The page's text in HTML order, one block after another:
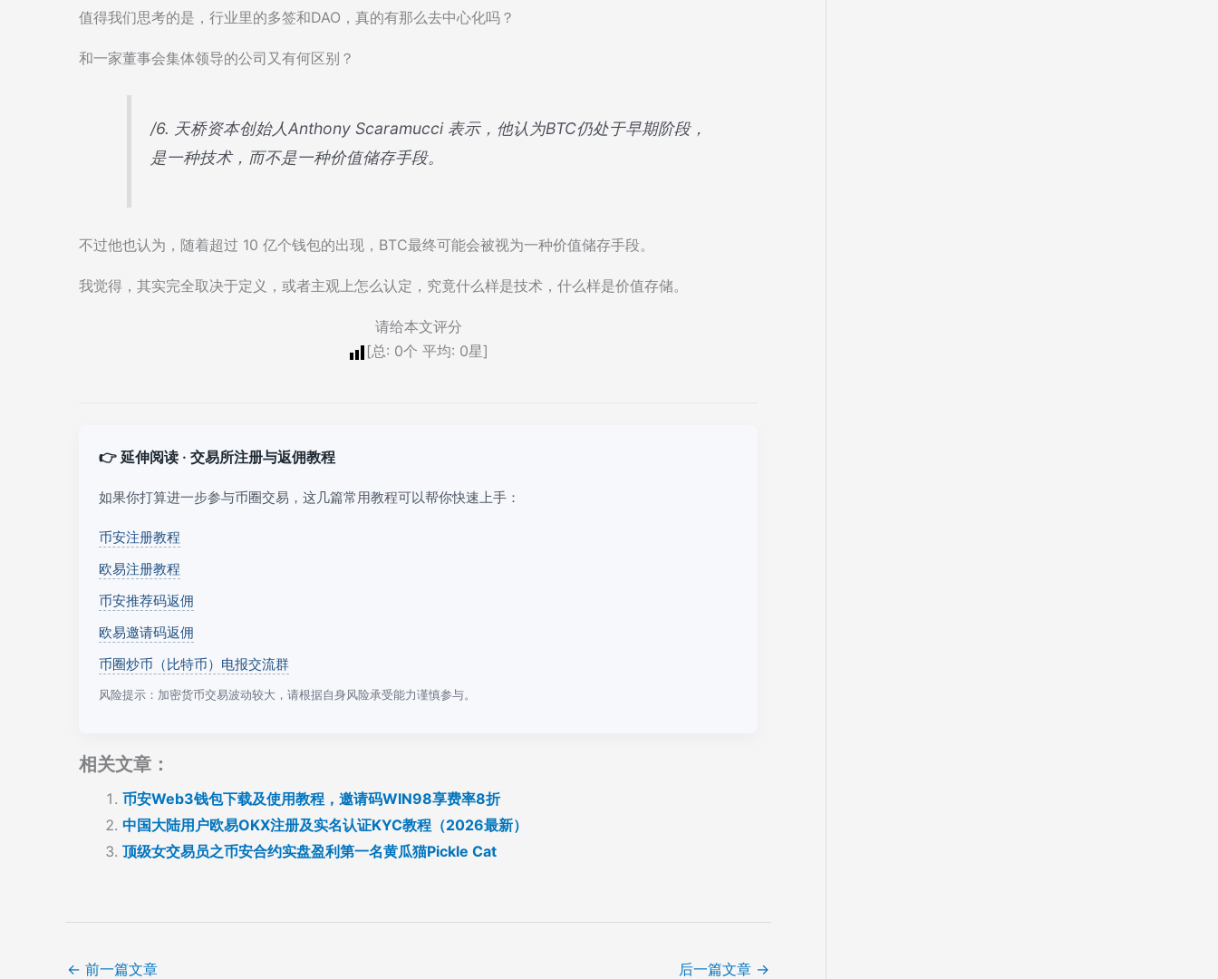
值得我们思考的是，行业里的多签和DAO，真的有那么去中心化吗？
和一家董事会集体领导的公司又有何区别？
/6. 天桥资本创始人Anthony Scaramucci 表示，他认为BTC仍处于早期阶段，
是一种技术，而不是一种价值储存手段。
不过他也认为，随着超过 10 亿个钱包的出现，BTC最终可能会被视为一种价值储存手段。
我觉得，其实完全取决于定义，或者主观上怎么认定，究竟什么样是技术，什么样是价值存储。
请给本文评分
[总: 0个 平均: 0星]
👉 延伸阅读 · 交易所注册与返佣教程
如果你打算进一步参与币圈交易，这几篇常用教程可以帮你快速上手：
币安注册教程
欧易注册教程
币安推荐码返佣
欧易邀请码返佣
币圈炒币（比特币）电报交流群
风险提示：加密货币交易波动较大，请根据自身风险承受能力谨慎参与。
相关文章：
币安Web3钱包下载及使用教程，邀请码WIN98享费率8折
中国大陆用户欧易OKX注册及实名认证KYC教程（2026最新）
顶级女交易员之币安合约实盘盈利第一名黄瓜猫Pickle Cat
← 前一篇文章 后一篇文章 →